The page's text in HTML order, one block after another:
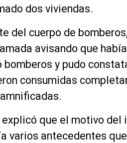
dos viviendas.
del cuerpo de
avisando que
y pudo
consumidas
que el motivo del
varios antecedentes